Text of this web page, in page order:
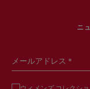
ニ
メールアドレス＊